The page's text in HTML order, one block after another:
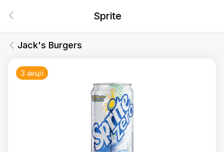
Sprite
Jack's Burgers
3 акції